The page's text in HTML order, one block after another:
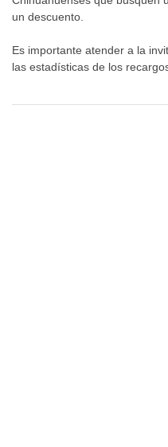
un descuento.
Es importante atender a la
las estadísticas de los